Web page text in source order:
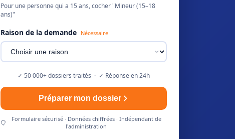
Pour une personne qui a 15 ans, cocher "Mineur (15–18
ans)"
Raison de la demande Nécessaire
✓ 50 000+ dossiers traités · ✓ Réponse en 24h
Préparer mon dossier
Formulaire sécurisé · Données chiffrées · Indépendant de
l'administration